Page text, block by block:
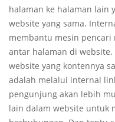
halaman ke halaman lain
website yang sama.
membantu mesin pencari
antar halaman di website.
website yang kontennya
adalah melalui internal
pengunjung akan lebih
lain dalam website untuk